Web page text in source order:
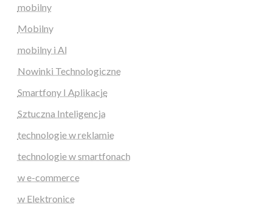
mobilny
Mobilny
mobilny i AI
Nowinki Technologiczne
Smartfony I Aplikacje
Sztuczna Inteligencja
technologie w reklamie
technologie w smartfonach
w e-commerce
w Elektronice